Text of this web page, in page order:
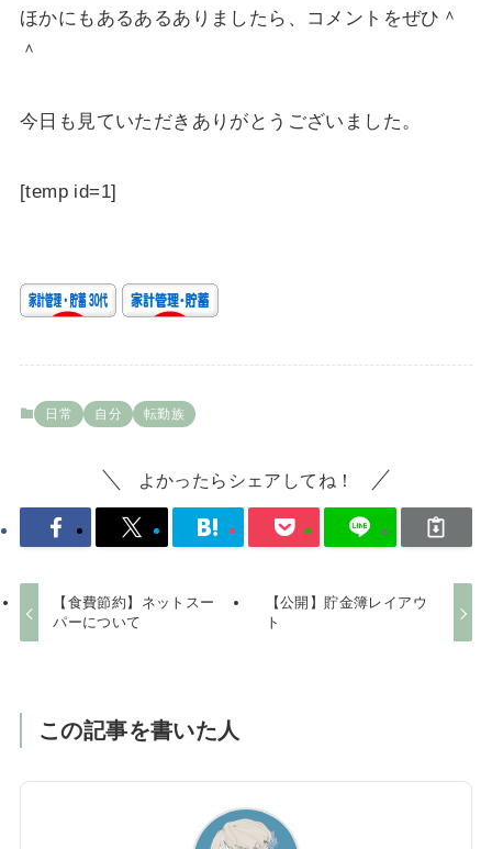
ほかにもあるあるありましたら、コメントをぜひ＾
＾
今日も見ていただきありがとうございました。
[temp id=1]
日常 自分 転勤族
よかったらシェアしてね！
【食費節約】ネットスー
パーについて
【公開】貯金簿レイアウ
ト
この記事を書いた人